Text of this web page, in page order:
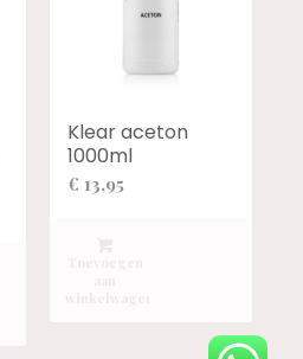
Klear aceton
1000ml
€ 13,95